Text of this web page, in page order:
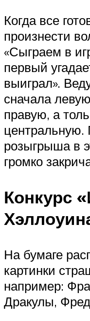
Когда все
произнести
«Сыграем в
первый
выиграл».
сначала
правую, а
центральную.
розыгрыша в
громко
Конкурс
На бумаге
картинки
например:
Дракулы,